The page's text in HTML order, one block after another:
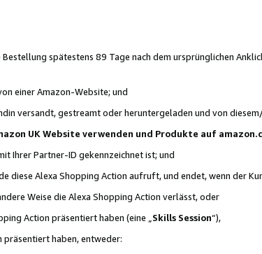
spätestens 89 Tage nach dem ursprünglichen
einer Amazon-Website; und
versandt, gestreamt oder heruntergeladen und von
UK Website verwenden und Produkte auf
Ihrer Partner-ID gekennzeichnet ist; und
diese Alexa Shopping Action aufruft, und endet, wenn der
Weise die Alexa Shopping Action verlässt, oder
Action präsentiert haben (eine „ Skills Session“),
präsentiert haben, entweder: